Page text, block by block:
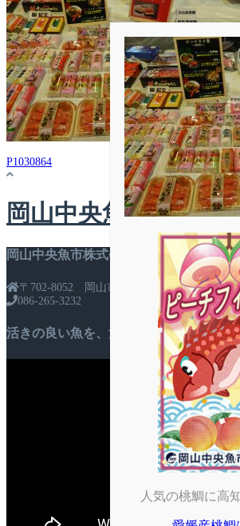
投
ナ
ビ
ー
シ
ョ
P1030864
岡山中央魚市株式会
岡山中央魚市株式会社
〒702-8052 岡山市南区市場1-1
086-265-3232
活きの良い魚を、活きの良いまま
人気の桃鯛に高